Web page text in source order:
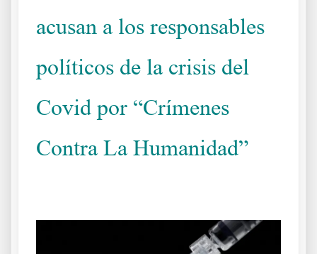
acusan a los responsables
políticos de la crisis del
Covid por “Crímenes
Contra La Humanidad”